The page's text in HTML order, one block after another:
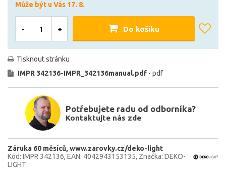
Může být u Vás 17. 8.
- + Do košíku
Tisknout stránku
IMPR 342136-IMPR_342136manual.pdf - pdf
Potřebujete radu od odborníka?
Kontaktujte nás zde
Záruka 60 měsíců www.zarovky.cz/deko-light
Kód: IMPR 342136 EAN: 4042943153135 Značka: DEKO-
LIGHT